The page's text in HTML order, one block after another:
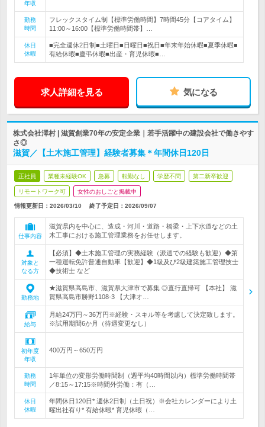
年収
勤務
時間
フレックスタイム制【標準労働時間】7時間45分【コアタイム】
11:00～16:00【標準労働時間帯】…
休日
休暇
■完全週休2日制■土曜日■日曜日■祝日■年末年始休暇■夏季休暇■
有給休暇■慶弔休暇■出産・育児休暇■…
求人詳細を見る 気になる
株式会社澤村 | 滋賀創業70年の安定企業｜若手活躍中の建設会社で働きやす
さ◎
滋賀／【土木施工管理】経験者募集＊年間休日120日
正社員 業種未経験OK 急募 転勤なし 学歴不問 第二新卒歓迎
リモートワーク可 女性のおしごと掲載中
情報更新日：2026/03/10 終了予定日： 2026/09/07
仕事内容
滋賀県内を中心に、造成・河川・道路・橋梁・上下水道などの土
木工事における施工管理業務をお任せします。
対象と
なる方
【必須】◆土木施工管理の実務経験（派遣での経験も歓迎）◆第
一種運転免許普通自動車【歓迎】◆1級及び2級建築施工管理技士
◆技術士 など
勤務地
★滋賀県高島市、滋賀県大津市で募集 ◎直行直帰可 【本社】 滋
賀県高島市勝野1108-3 【大津オ…
給与
月給24万円～36万円※経験・スキル等を考慮して決定致します。
※試用期間6か月（待遇変更なし）
初年度
年収
400万円～650万円
勤務
時間
1年単位の変形労働時間制（週平均40時間以内）標準労働時間帯
／8:15～17:15※時間外労働：有（…
休日
休暇
年間休日120日* 週休2日制（土日祝）※会社カレンダーにより土
曜出社有り* 有給休暇* 育児休暇（…